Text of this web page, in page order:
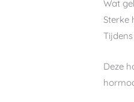
Wat
Sterke
Deze